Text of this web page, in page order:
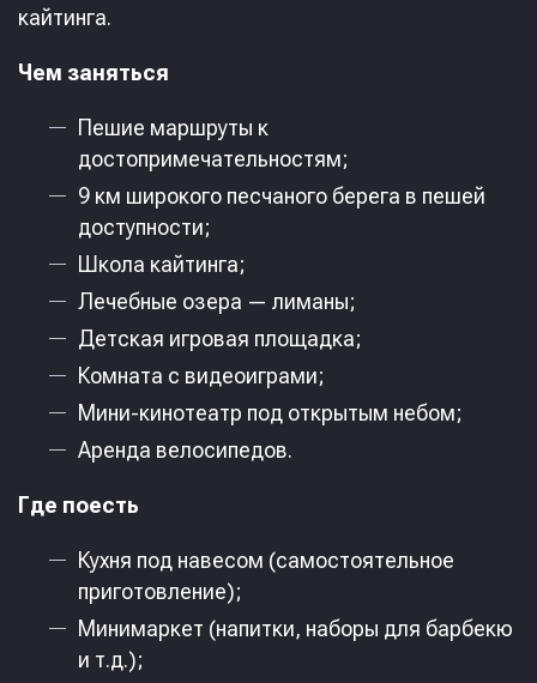
кайтинга.
Чем заняться
Пешие маршруты к
достопримечательностям;
9 км широкого песчаного берега в пешей
доступности;
Школа кайтинга;
Лечебные озера — лиманы;
Детская игровая площадка;
Комната с видеоиграми;
Мини-кинотеатр под открытым небом;
Аренда велосипедов.
Где поесть
Кухня под навесом (самостоятельное
приготовление);
Минимаркет (напитки, наборы для барбекю
и т.д.);